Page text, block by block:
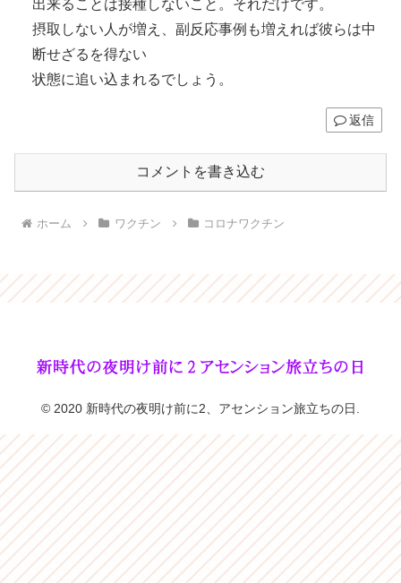
出来ることは接種しないこと。それだけです。
摂取しない人が増え、副反応事例も増えれば彼らは中
断せざるを得ない
状態に追い込まれるでしょう。
返信
コメントを書き込む
ホーム ワクチン コロナワクチン
© 2020 新時代の夜明け前に2、アセンション旅立ちの日.